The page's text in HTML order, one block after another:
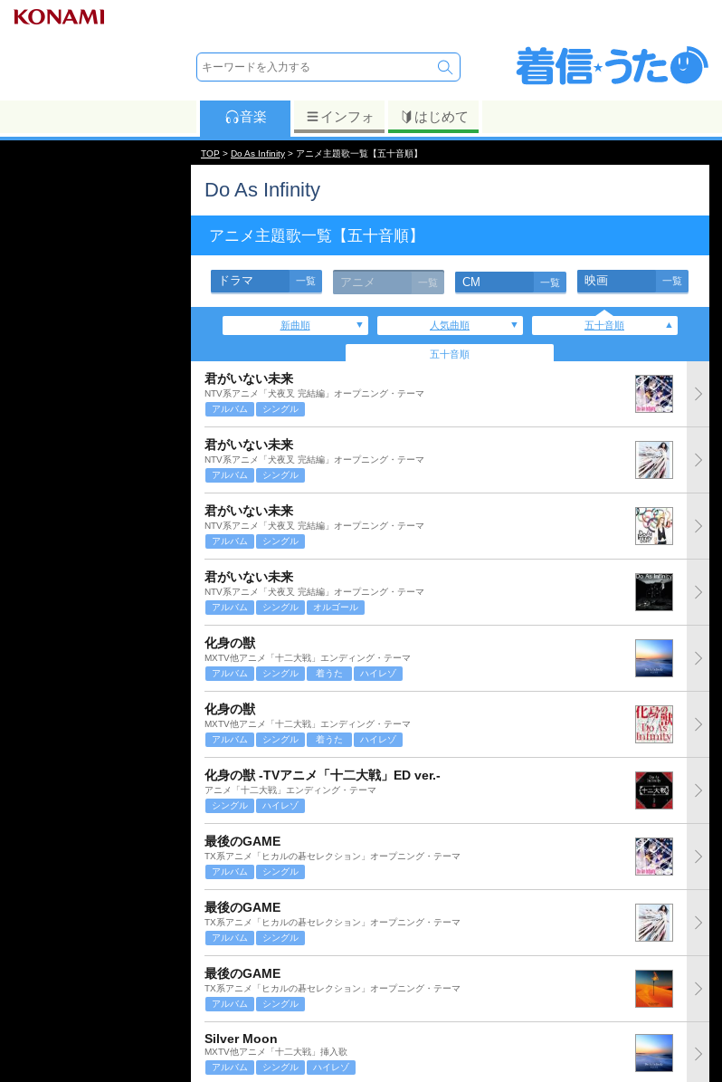
音楽 インフォ はじめて
TOP > Do As Infinity > アニメ主題歌一覧【五十音順】
Do As Infinity
アニメ主題歌一覧【五十音順】
ドラマ 一覧 アニメ 一覧 CM 一覧 映画 一覧
新曲順 人気曲順 五十音順
五十音順
君がいない未来
NTV系アニメ「犬夜叉 完結編」オープニング・テーマ
アルバム
シングル
君がいない未来
NTV系アニメ「犬夜叉 完結編」オープニング・テーマ
アルバム
シングル
君がいない未来
NTV系アニメ「犬夜叉 完結編」オープニング・テーマ
アルバム
シングル
君がいない未来
NTV系アニメ「犬夜叉 完結編」オープニング・テーマ
アルバム
シングル オルゴール
化身の獣
MXTV他アニメ「十二大戦」エンディング・テーマ
アルバム
シングル 着うた ハイレゾ
化身の獣
MXTV他アニメ「十二大戦」エンディング・テーマ
アルバム
シングル 着うた ハイレゾ
化身の獣 -TVアニメ「十二大戦」ED ver.-
アニメ「十二大戦」エンディング・テーマ
シングル
ハイレゾ
最後のGAME
TX系アニメ「ヒカルの碁セレクション」オープニング・テーマ
アルバム
シングル
最後のGAME
TX系アニメ「ヒカルの碁セレクション」オープニング・テーマ
アルバム
シングル
最後のGAME
TX系アニメ「ヒカルの碁セレクション」オープニング・テーマ
アルバム
シングル
Silver Moon
MXTV他アニメ「十二大戦」挿入歌
アルバム
シングル ハイレゾ